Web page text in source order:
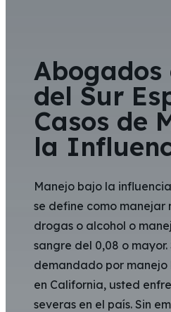
del Sur
Casos de
la
Manejo bajo la
se define como
drogas o alcohol o
sangre del 0,08 o
demandado por
en California, usted
severas en el país. Sin